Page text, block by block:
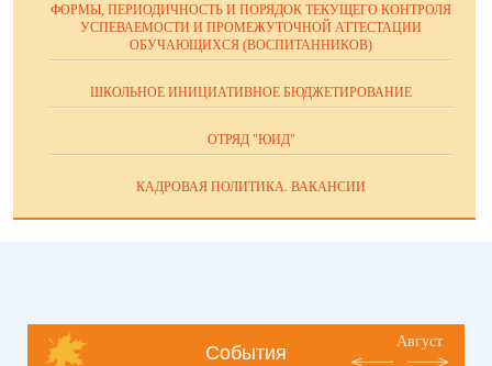
ФОРМЫ, ПЕРИОДИЧНОСТЬ И ПОРЯДОК ТЕКУЩЕГО КОНТРОЛЯ
УСПЕВАЕМОСТИ И ПРОМЕЖУТОЧНОЙ АТТЕСТАЦИИ
ОБУЧАЮЩИХСЯ (ВОСПИТАННИКОВ)
ШКОЛЬНОЕ ИНИЦИАТИВНОЕ БЮДЖЕТИРОВАНИЕ
ОТРЯД "ЮИД"
КАДРОВАЯ ПОЛИТИКА. ВАКАНСИИ
События
Август